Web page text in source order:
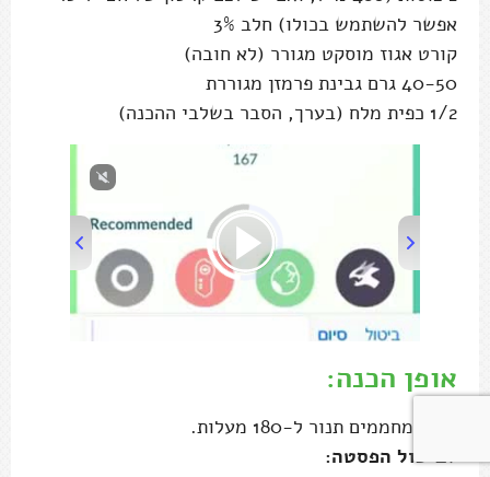
00:45
מחממים תנור ל-180 מעלות.
לבישול הפסטה:
לרתיחה מעל להבה גבוהה.
מדי דקה בוחשים כדי שהכל יתערבב.